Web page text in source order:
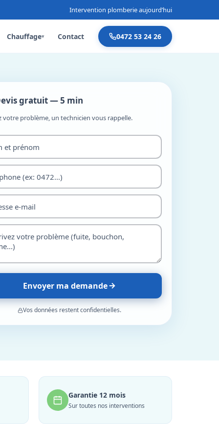
Intervention plomberie aujourd’hui
Chauffage▾ Contact 0472 53 24 26
gratuit — 5 min
votre problème, un technicien vous rappelle.
Envoyer ma demande
Vos données restent confidentielles.
Garantie 12 mois
Sur toutes nos interventions